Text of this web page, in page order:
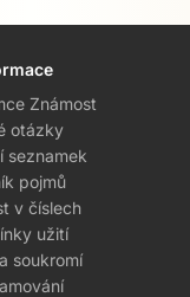
Známost
otázky
seznamek
pojmů
v číslech
užití
soukromí